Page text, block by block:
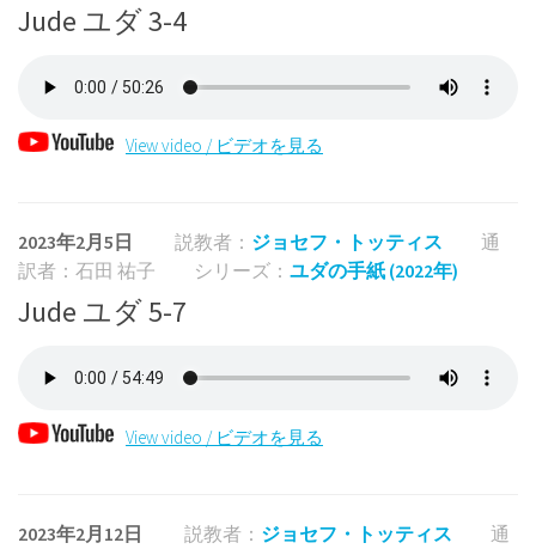
Jude ユダ 3-4
View video / ビデオを見る
2023年2月5日 説教者： ジョセフ・トッティス
通
訳者：石田 祐子
シリーズ： ユダの手紙 (2022年)
Jude ユダ 5-7
View video / ビデオを見る
2023年2月12日 説教者： ジョセフ・トッティス
通